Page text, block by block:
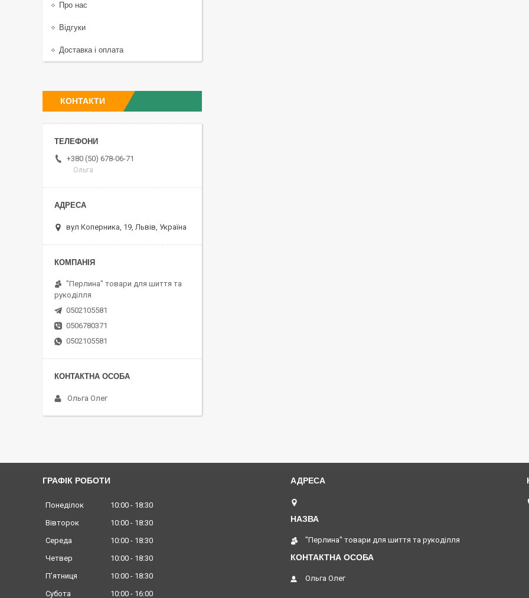
Про нас
Відгуки
Доставка і оплата
КОНТАКТИ
+380 (50) 678-06-71
Ольга
вул Коперника, 19, Львів, Україна
"Перлина" товари для шиття та
рукоділля
0502105581
0506780371
0502105581
Ольга Олег
ГРАФІК РОБОТИ
Понеділок 10:00
18:30
Вівторок
10:00
18:30
Середа
10:00
18:30
Четвер
10:00
18:30
Пʼятниця
10:00
18:30
Субота
10:00 16:00
"Перлина" товари для шиття та рукоділля
Ольга Олег